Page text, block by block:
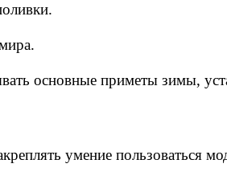
основные приметы зимы,
умение пользоваться